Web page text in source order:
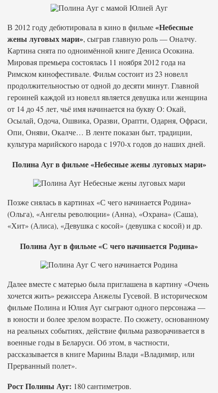
В 2012 году дебютировала в кино в фильме«Небесные
жены луговых мари», сыграв главную роль — Оналчу.
Картина снята по одноимённой книге Дениса Осокина.
Мировая премьера состоялась 11 ноября 2012 года на
Римском кинофестивале. Фильм состоит из 23 новелл
продолжительностью от одной до десяти минут. Главной
героиней каждой из новелл является девушка или женщина
от 14 до 45 лет, чьё имя начинается на букву О: Окай,
Осылай, Одоча, Ошвика, Оразви, Орапти, Одарня, Офраси,
Опи, Оняви, Окалче… В ленте показан быт, традиции,
культура марийского народа с 1970-х годов до наших дней.
Полина Ауг в фильме «Небесные жены луговых мари»
Позже снялась в картинах «С чего начинается Родина»
(Ольга), «Ангелы революции» (Анна), «Охрана» (Саша),
«Хит» (Алиса), «Девушка с косой» (девушка с косой) и др.
Полина Ауг в фильме «С чего начинается Родина»
Далее вместе с матерью была приглашена в картину «Очень
хочется жить» режиссера Анжелы Гусевой. В историческом
фильме Полина и Юлия Ауг сыграют одного персонажа —
в юности и более зрелом возрасте. По сюжету, основанному
на реальных событиях, действие фильма разворачивается в
военные годы в Беларуси. Об этом, в частности,
рассказывается в книге Марины Влади «Владимир, или
Прерванный полет».
Рост Полины Ауг: 180 сантиметров.